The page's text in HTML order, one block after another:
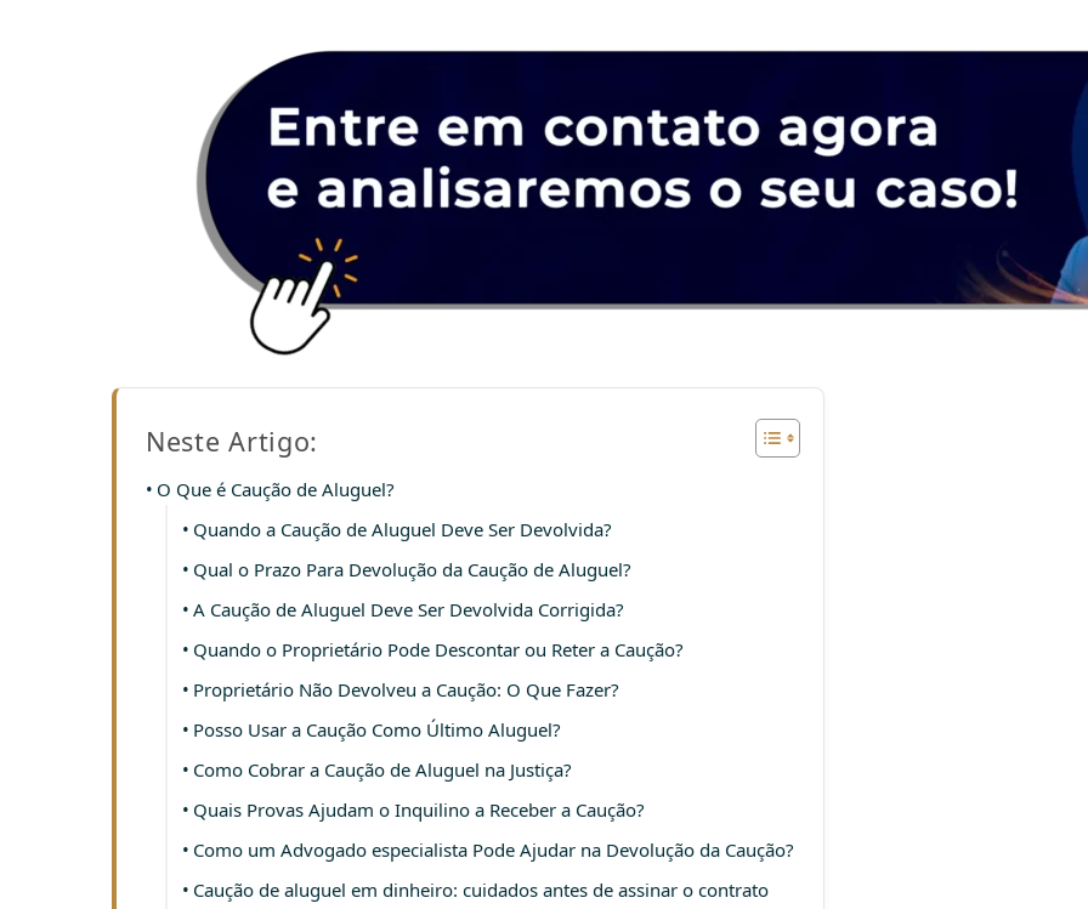
Neste Artigo:
O Que é Caução de Aluguel?
Quando a Caução de Aluguel Deve Ser Devolvida?
Qual o Prazo Para Devolução da Caução de Aluguel?
A Caução de Aluguel Deve Ser Devolvida Corrigida?
Quando o Proprietário Pode Descontar ou Reter a Caução?
Proprietário Não Devolveu a Caução: O Que Fazer?
Posso Usar a Caução Como Último Aluguel?
Como Cobrar a Caução de Aluguel na Justiça?
Quais Provas Ajudam o Inquilino a Receber a Caução?
Como um Advogado especialista Pode Ajudar na Devolução da Caução?
Caução de aluguel em dinheiro: cuidados antes de assinar o contrato